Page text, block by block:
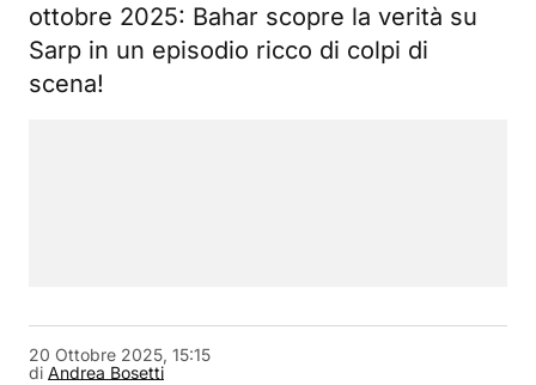
ottobre 2025: Bahar scopre la verità su
Sarp in un episodio ricco di colpi di
scena!
di Andrea Bosetti
20 Ottobre 2025, 15:15